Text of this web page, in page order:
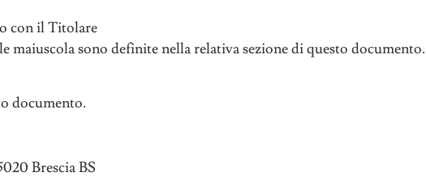
con il Titolare
maiuscola sono definite nella relativa sezione di questo documento.
documento.
Brescia BS